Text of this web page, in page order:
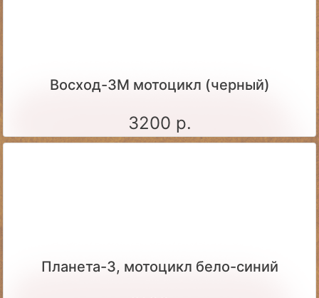
Восход-3М мотоцикл (черный)
3200 р.
Планета-3, мотоцикл бело-синий